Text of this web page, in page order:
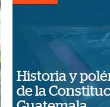
Historia y
de la